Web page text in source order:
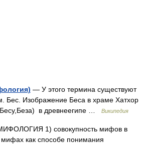
— У этого термина существуют
Бес. Изображение Беса в храме Хатхор
в древнеегипе …
Википедия
1) совокупность мифов в
мифах как способе понимания